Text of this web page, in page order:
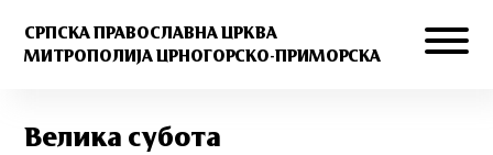
СРПСКА ПРАВОСЛАВНА ЦРКВА
МИТРОПОЛИЈА ЦРНОГОРСКО-ПРИМОРСКА
Велика субота